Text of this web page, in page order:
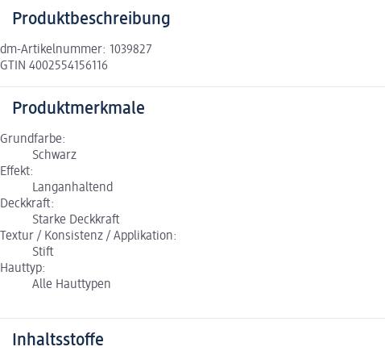
Produktbeschreibung
dm-Artikelnummer: 1039827
GTIN 4002554156116
Produktmerkmale
Grundfarbe:
Schwarz
Effekt:
Langanhaltend
Deckkraft:
Starke Deckkraft
Textur / Konsistenz / Applikation:
Stift
Hauttyp:
Alle Hauttypen
Inhaltsstoffe